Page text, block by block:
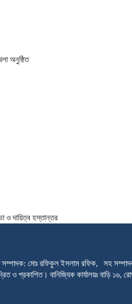
অনুষ্ঠিত
ও দায়িত্ব হস্তান্তর
মোঃ রফিকুল ইসলাম রফিক, সহ
ও প্রকাশিত। বানিজ্যিক কার্যালয়ঃ